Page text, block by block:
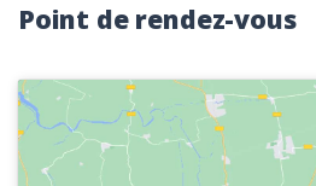
Point de rendez-vous